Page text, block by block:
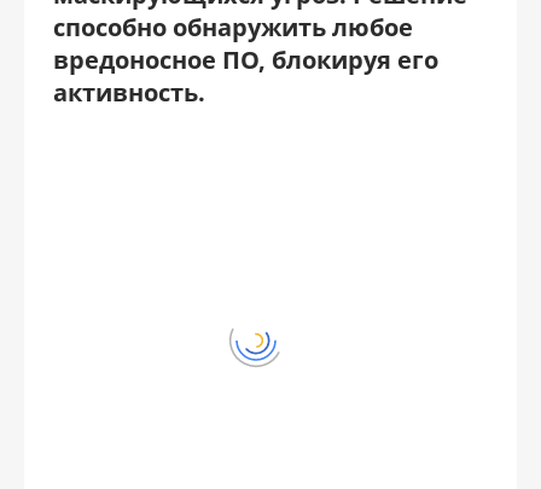
способно обнаружить любое
вредоносное ПО, блокируя его
активность.